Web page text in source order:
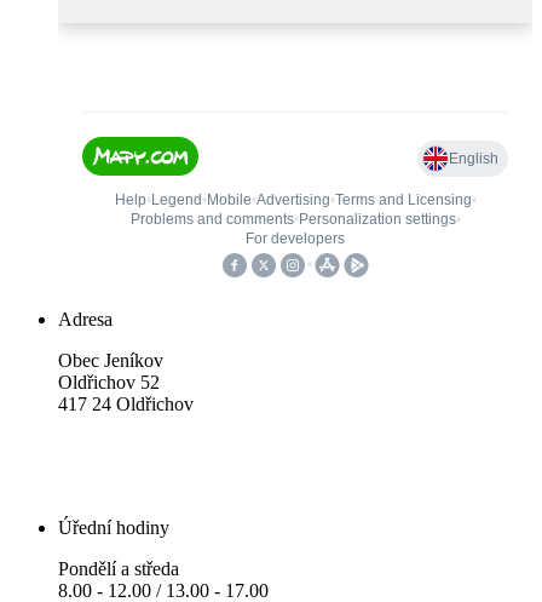
Adresa
Obec Jeníkov
Oldřichov 52
417 24 Oldřichov
Úřední hodiny
Pondělí a středa
8.00 - 12.00 / 13.00 - 17.00